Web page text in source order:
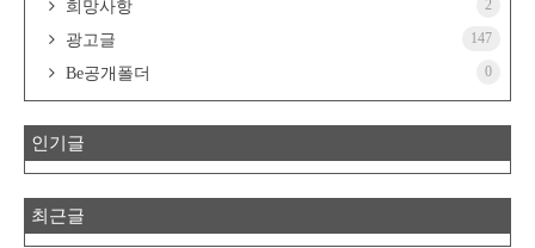
희망사항 2
광고글 147
Be공개폴더 0
인기글
최근글